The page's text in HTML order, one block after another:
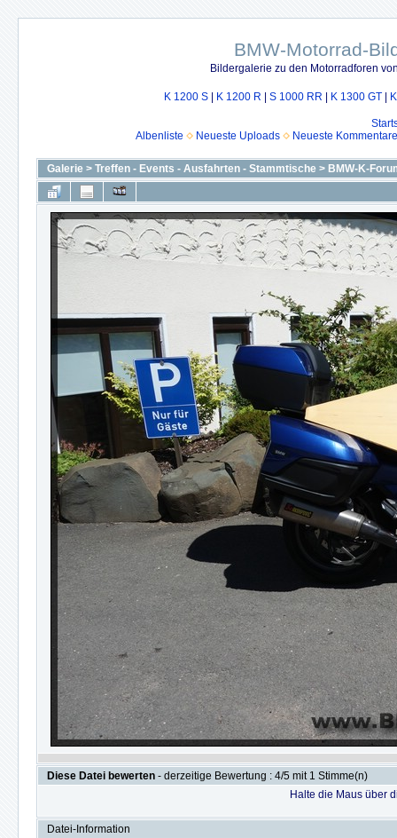
BMW-Motorrad-
Bildergalerie zu den Motorradforen
K 1200 S K 1200 R S 1000 RR K 1300 GT
Albenliste
Neueste Uploads Neueste Kommentare
Galerie > Treffen - Events - Ausfahrten - Stammtische > BMW-K-
Diese Datei bewerten - derzeitige Bewertung : 4/5 mit 1 Stimme(n)
Halte die Maus über
Datei-Information